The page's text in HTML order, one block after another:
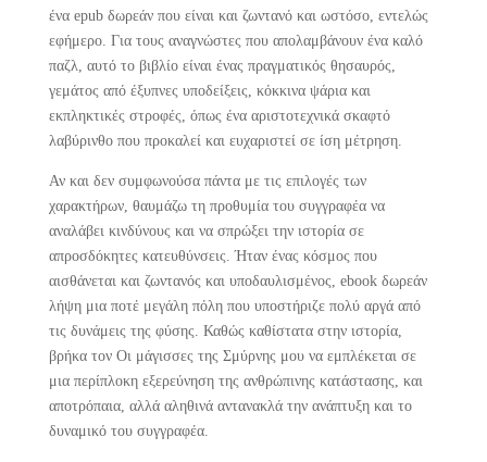
ένα epub δωρεάν που είναι και ζωντανό και ωστόσο, εντελώς
εφήμερο. Για τους αναγνώστες που απολαμβάνουν ένα καλό
παζλ, αυτό το βιβλίο είναι ένας πραγματικός θησαυρός,
γεμάτος από έξυπνες υποδείξεις, κόκκινα ψάρια και
εκπληκτικές στροφές, όπως ένα αριστοτεχνικά σκαφτό
λαβύρινθο που προκαλεί και ευχαριστεί σε ίση μέτρηση.
Αν και δεν συμφωνούσα πάντα με τις επιλογές των
χαρακτήρων, θαυμάζω τη προθυμία του συγγραφέα να
αναλάβει κινδύνους και να σπρώξει την ιστορία σε
απροσδόκητες κατευθύνσεις. Ήταν ένας κόσμος που
αισθάνεται και ζωντανός και υποδαυλισμένος, ebook δωρεάν
λήψη μια ποτέ μεγάλη πόλη που υποστήριζε πολύ αργά από
τις δυνάμεις της φύσης. Καθώς καθίστατα στην ιστορία,
βρήκα τον Οι μάγισσες της Σμύρνης μου να εμπλέκεται σε
μια περίπλοκη εξερεύνηση της ανθρώπινης κατάστασης, και
αποτρόπαια, αλλά αληθινά αντανακλά την ανάπτυξη και το
δυναμικό του συγγραφέα.